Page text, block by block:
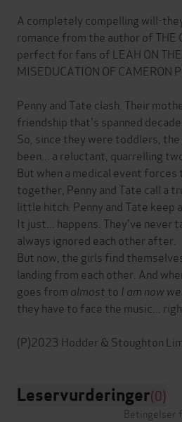
A completely compelling will-
romance from the author of THE
perfect for fans of LEAH ON THE
MISEDUCATION OF CAMERON
Penny and Tate clash. Their
friendship that's spanned
So, since they were toddlers,
been... a reluctant, quarrelling
But when a medical event
together, Penny and Tate call a
little hitch: Penny and Tate keep
It just... happens. They've never
always ignored each other after.
But now, the girls find
landing from each other. And
goes from almost to I am now
they have to face the music...
Leservurderinger(0)
Betingelser